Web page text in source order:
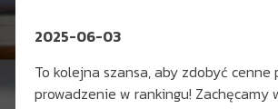
2025-06-03
To kolejna szansa, aby zdobyć
prowadzenie w rankingu! Zachęcamy